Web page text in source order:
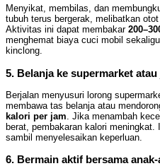
Menyikat, membilas, dan
tubuh terus bergerak, melibatkan
Aktivitas ini dapat membakar
menghemat biaya cuci mobil
kinclong.
5. Belanja ke supermarket
Berjalan menyusuri lorong
membawa tas belanja atau
kalori per jam . Jika menambah
berat, pembakaran kalori
sambil menyelesaikan keperluan.
6. Bermain aktif bersama anak-